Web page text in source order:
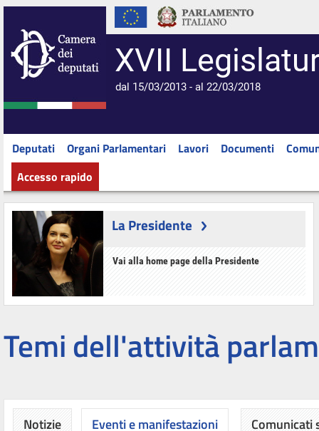
XVII
dal 15/03/2013 - al 22/03/2018
Deputati Organi Parlamentari Lavori Documenti
Accesso rapido
La Presidente
Vai alla home page della Presidente
Temi dell'attività
Notizie Eventi e manifestazioni Comunicati